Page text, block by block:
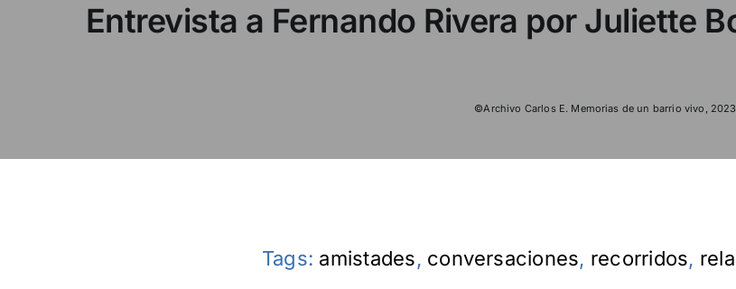
Entrevista a Fernando Rivera por Juliette
©Archivo Carlos E. Memorias de un barrio vivo,
Tags: amistades, conversaciones, recorridos,